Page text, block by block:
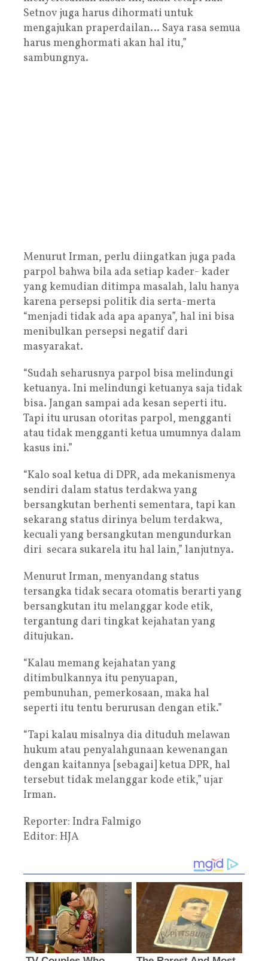
Setnov juga harus dihormati untuk
mengajukan praperdailan… Saya rasa semua
harus menghormati akan hal itu,”
sambungnya.
Menurut Irman, perlu diingatkan juga pada
parpol bahwa bila ada setiap kader- kader
yang kemudian ditimpa masalah, lalu hanya
karena persepsi politik dia serta-merta
“menjadi tidak ada apa apanya”, hal ini bisa
menibulkan persepsi negatif dari
masyarakat.
“Sudah seharusnya parpol bisa melindungi
ketuanya. Ini melindungi ketuanya saja tidak
bisa. Jangan sampai ada kesan seperti itu.
Tapi itu urusan otoritas parpol, mengganti
atau tidak mengganti ketua umumnya dalam
kasus ini.”
“Kalo soal ketua di DPR, ada mekanismenya
sendiri dalam status terdakwa yang
bersangkutan berhenti sementara, tapi kan
sekarang status dirinya belum terdakwa,
kecuali yang bersangkutan mengundurkan
diri secara sukarela itu hal lain,” lanjutnya.
Menurut Irman, menyandang status
tersangka tidak secara otomatis berarti yang
bersangkutan itu melanggar kode etik,
tergantung dari tingkat kejahatan yang
ditujukan.
“Kalau memang kejahatan yang
ditimbulkannya itu penyuapan,
pembunuhan, pemerkosaan, maka hal
seperti itu tentu berurusan dengan etik.”
“Tapi kalau misalnya dia dituduh melawan
hukum atau penyalahgunaan kewenangan
dengan kaitannya [sebagai] ketua DPR, hal
tersebut tidak melanggar kode etik,” ujar
Irman.
Reporter: Indra Falmigo
Editor: HJA